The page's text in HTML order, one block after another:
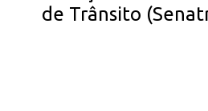
de Trânsito